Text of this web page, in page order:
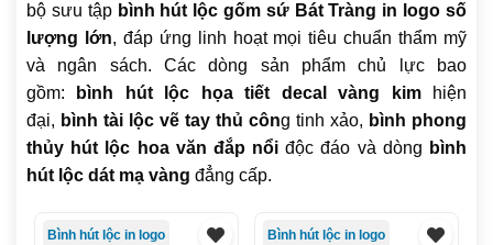
bộ sưu tập bình hút lộc gốm sứ Bát Tràng in logo số
lượng lớn, đáp ứng linh hoạt mọi tiêu chuẩn thẩm mỹ
và ngân sách. Các dòng sản phẩm chủ lực bao
gồm:
bình hút lộc họa tiết decal vàng kimhiện
đại, bình tài lộc vẽ tay thủ công tinh xảo, bình phong
thủy hút lộc hoa văn đắp nổiđộc đáo và dòng bình
hút lộc dát mạ vàng đẳng cấp.
Bình hút lộc in logo Bình hút lộc in logo